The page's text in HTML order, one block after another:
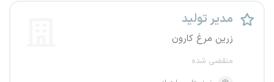
مدیر تولید
زرین مرغ کارون
منقضی شده